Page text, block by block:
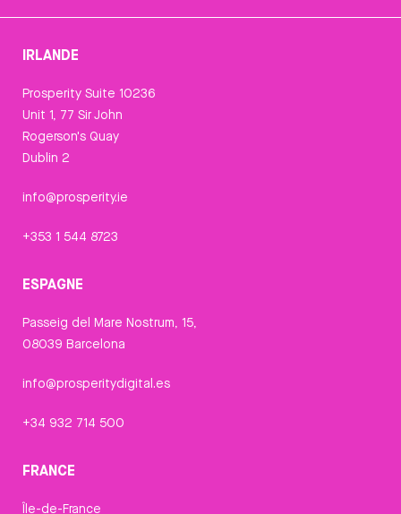
IRLANDE
Prosperity Suite 10236
Unit 1, 77 Sir John
Rogerson's Quay
Dublin 2
info@prosperity.ie
+353 1 544 8723
ESPAGNE
Passeig del Mare Nostrum, 15,
08039 Barcelona
info@prosperitydigital.es
+34 932 714 500
FRANCE
Île-de-France